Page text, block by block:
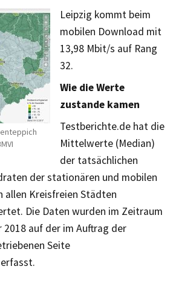
Leipzig kommt beim
mobilen Download mit
13,98 Mbit/s auf Rang
32.
Wie die Werte
zustande kamen
Testberichte.de hat die
Mittelwerte (Median)
der tatsächlichen
der stationären und mobilen
allen Kreisfreien Städten
Die Daten wurden im Zeitraum
2018 auf der im Auftrag der
Seite